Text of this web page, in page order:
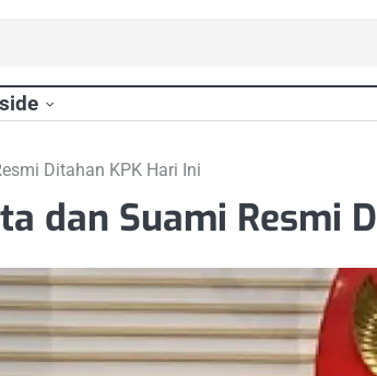
Ditahan KPK Hari Ini
dan Suami Resmi